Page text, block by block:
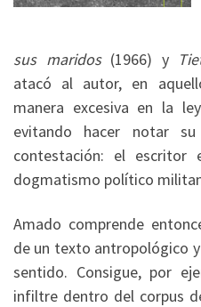
sus maridos (1966) y
atacó al autor, en
manera excesiva en la
evitando hacer notar
contestación: el
dogmatismo político
Amado comprende
de un texto antropológico
sentido. Consigue, por
infiltre dentro del corpus